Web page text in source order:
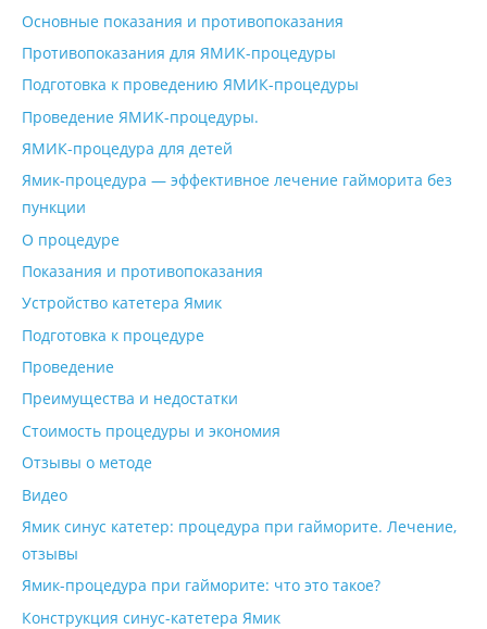
Основные показания и противопоказания
Противопоказания для ЯМИК-процедуры
Подготовка к проведению ЯМИК-процедуры
Проведение ЯМИК-процедуры.
ЯМИК-процедура для детей
Ямик-процедура — эффективное лечение гайморита без
пункции
О процедуре
Показания и противопоказания
Устройство катетера Ямик
Подготовка к процедуре
Проведение
Преимущества и недостатки
Стоимость процедуры и экономия
Отзывы о методе
Видео
Ямик синус катетер: процедура при гайморите. Лечение,
отзывы
Ямик-процедура при гайморите: что это такое?
Конструкция синус-катетера Ямик